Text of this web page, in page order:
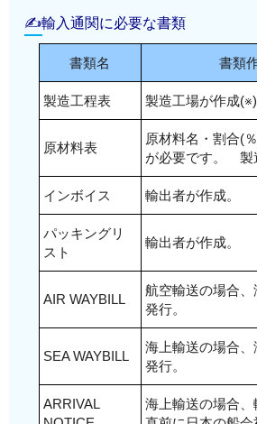
日米貿易協定：FREE
フィリピン・スイス・ベト
EU・英国
日米貿易協定：適用なし
シンガポール・マレーシア
ンドネシア・ブルネイ
フィリピン・スイス・ベト
(CPTPP)
EU・英国
メキシコ・インド・RCEP(中
以下すべて：FREE
シンガポール・マレーシア
ンドネシア・ブルネイ
フィリピン・スイス・ベト
(CPTPP)
EU・英国
日米貿易協定：適用なし
国)：11.3％
メキシコ・RCEP(韓国)：適
以下すべて：FREE
シンガポール・マレーシア
ンドネシア・ブルネイ
(CPTPP)
EU・英国
日米貿易協定：FREE
経済連携協定（EPA）
スイス・豪州：17％
TPP11(CPTPP)・EU・英国
以下すべて：適用なし
シンガポール・メキシコ・
リ・タイ・インドネシア・
ASEAN・フィリピン・ベト
ルー・モンゴル
RCEP(ASEAN・豪州・ミュ
日米貿易協定：適用なし
WTO協定：15%
特別特恵LDC ：FREE
経済連携協定（EPA）
：
タイ・フィリピン：13.5%
ASEAN・RCEP(ASEAN・豪
ド)：15%
スイス：17％
TPP11(CPTPP)：1.8%
EU・英国：1.9％
以下すべて：適用なし
シンガポール・メキシコ・
リ・インドネシア・ブルネイ
ベトナム・インド・ペルー
ル・RCEP(中国・韓国）
日米貿易協定：1.8%
✍輸入通関に必要な書類
書類名 書類
製造工程表 製造工場が作成(※)
原材料表
原材料名・割合(
が必要です。 製
インボイス 輸出者が作成。
パッキングリ
スト
輸出者が作成。
AIR WAYBILL
航空輸送の場合
発行。
SEA WAYBILL
海上輸送の場合
発行。
ARRIVAL
海上輸送の場合